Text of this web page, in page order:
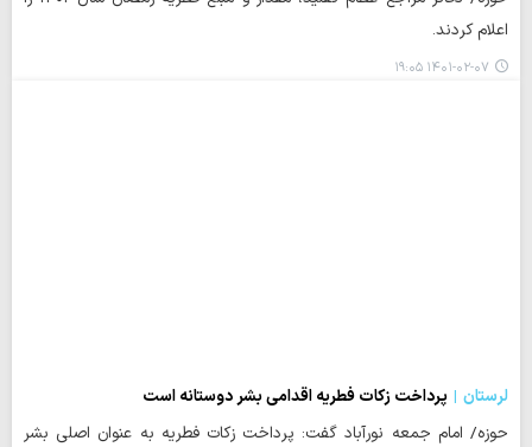
اعلام کردند.
۱۴۰۱-۰۲-۰۷ ۱۹:۰۵
لرستان
پرداخت زکات فطریه اقدامی بشر دوستانه است
حوزه/ امام جمعه نورآباد گفت: پرداخت زکات فطریه به عنوان اصلی بشر